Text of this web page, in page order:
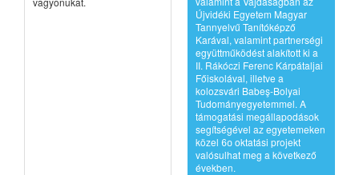
Újvidéki Egyetem Magyar
Tannyelvű Tanítóképző
Karával, valamint partnerségi
együttműködést alakított ki a
II. Rákóczi Ferenc Kárpátaljai
Főiskolával, illetve a
kolozsvári Babeş-Bolyai
Tudományegyetemmel. A
támogatási megállapodások
segítségével az egyetemeken
közel 60 oktatási projekt
valósulhat meg a következő
években.